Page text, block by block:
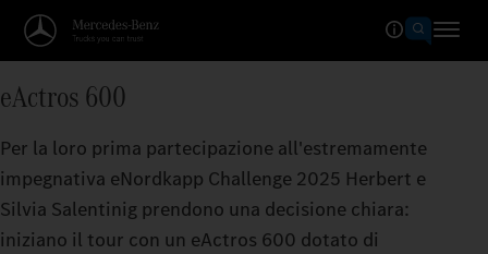
eActros 600
Per la loro prima partecipazione all'estremamente
impegnativa eNordkapp Challenge 2025 Herbert e
Silvia Salentinig prendono una decisione chiara:
iniziano il tour con un eActros 600 dotato di